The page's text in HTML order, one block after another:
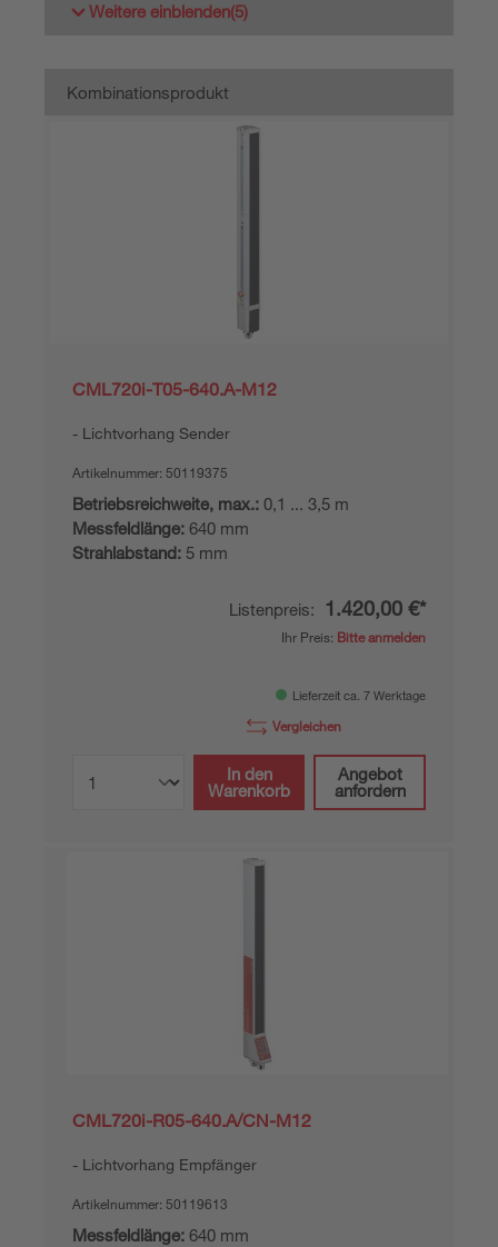
Weitere einblenden(5)
Kombinationsprodukt
CML720i-T05-640.A-M12
Lichtvorhang Sender
Artikelnummer: 50119375
Betriebsreichweite, max.: 0,1 ... 3,5 m
Messfeldlänge: 640 mm
Strahlabstand: 5 mm
Listenpreis: 1.420,00 €*
Ihr Preis: Bitte anmelden
Lieferzeit ca. 7 Werktage
Vergleichen
In den
Warenkorb
Angebot
anfordern
CML720i-R05-640.A/CN-M12
Lichtvorhang Empfänger
Artikelnummer: 50119613
Messfeldlänge: 640 mm